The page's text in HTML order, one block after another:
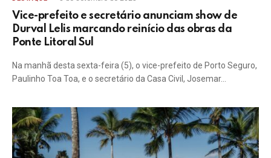
Vice-prefeito e secretário anunciam show de
Durval Lelis marcando reinício das obras da
Ponte Litoral Sul
Na manhã desta sexta-feira (5), o vice-prefeito de Porto Seguro,
Paulinho Toa Toa, e o secretário da Casa Civil, Josemar…